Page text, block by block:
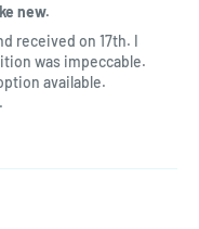
new.
received on 17th. I
was impeccable.
available.